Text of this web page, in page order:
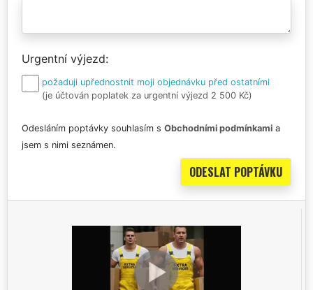
Urgentní výjezd
požaduji upřednostnit moji objednávku před ostatními
(je účtován poplatek za urgentní výjezd 2 500 Kč)
Odesláním poptávky souhlasím s Obchodními podmínkami a
jsem s nimi seznámen.